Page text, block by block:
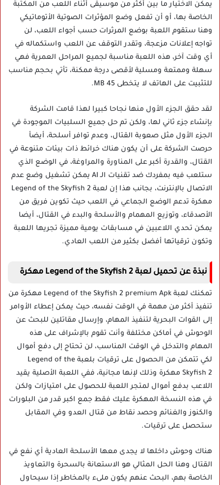
يمكن الاختيار ما بين أكثر من موسيقى أثناء اللعب من المكتبة
الخاصة بها، أو أن تفعل وضع المؤثرات الصوتية الأتوماتيكي
وهنا ستقوم اللعبة بوضع المرثرات حسب أجواء اللعب، لن
تواجه إعلانات مزعجة، وتقدر التوقف عن اللعب واستكماله في
أي وقت آخر، هذه اللعبة مناسبة لجميع المراحل العمرية فهي
سهلة وممتعة ومسلية لأقصى درجة ممكنة، تأتي بحجم مناسب
للتثبيت على الهاتف لا يتخطى 45 MB.
لقد حقق الجزء الأول منها نجاحا كبيرا لهذا قامت الشركة
بإنشاء جزء ثاني لها، ولكن تم حل جميع السلبيات الموجودة في
الجزء الأول مثل صعوبة القتال، وعدم توافر أسلحة، أيضأ
حرصت الشركة على أن يكون هناك خرائط ذات بيئات متنوعة في
القتال، والقدرة أكبر على المناورة والمراوغة، في الوضع الذي
ستلعب فيه بمفردك ضد تقنيات الـ AI يمكن تشغيل وضع عدم
الاتصال بالإنترنت، بجانب هذا إن لعبة Legend of the Skyfish 2
مهكرة تدعم الوضع الجماعي في اللعب حيث تكوين فريق من
الأصدقاء، وتوزيع المهمام والأسلحة والبدء في القتال، أيضا
يمكن تحدي اللاعبين في مسابقات يومية مميزة تجريها اللعبة
وتكون ترقياتها أفضل بكثير من اللعب العادي.
نبذة عن تحميل لعبة Legend of the Skyfish 2 مهكرة
تمكنك لعبة Legend of the Skyfish 2 premium Apk مهكرة من
تنفيذ أكثر من مهمة في الوقت نفسه، حيث يمكن إعطاء الأوامر
إلى القوات البحرية لتنفيذ المهام، وإرسال مقاتلين للبحث عن
الوحوش في أماكن مختلفة وأنت تقوم بالإشراف على هذه
المهام والتدخل في الوقت المناسب، لن تحتاج إلى دفع أموال
لكي تتمكن من الحصول على ترقيات بلعبة Legend of the
Skyfish 2 مهكرة وذلك لإنها مجانية، ففي اللعبة الأصلية يقيد
اللاعب بدفع أموال لمتجر اللعبة للحصول على امتيازات ولكن
في هذه النسخة المهكرة عليك فقط جمع اكبر قدر من البلورات
والكنوز والغنائم وحصد نقاط من قتال العدو وفي المقابل
ستحصل على ترقيات.
هناك وحوش داخلها لا يجدى معها الأسلحة العادية أي نفع في
القتال وهنا الحل المثالي هو الاستعانة بالسحرة والتعاويذ
الخاصة بهم، البحث عنهم يكون ملىء بالمخاطر إذا سيحاول